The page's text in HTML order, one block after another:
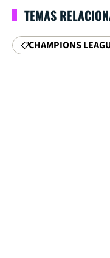
TEMAS
CHAMPIONS